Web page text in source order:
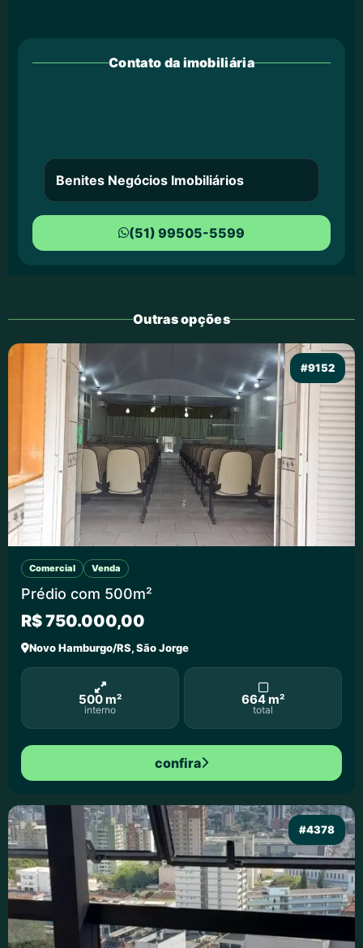
Contato da imobiliária
Benites Negócios Imobiliários
(51) 99505-5599
Outras opções
#9152
Comercial Venda
Prédio com 500m²
R$ 750.000,00
Novo Hamburgo/RS, São Jorge
500 m²
interno
664 m²
total
confira
#4378